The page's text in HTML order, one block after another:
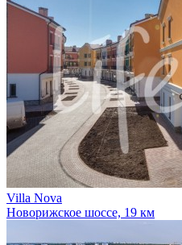
Villa Nova
Новорижское шоссе, 19 км